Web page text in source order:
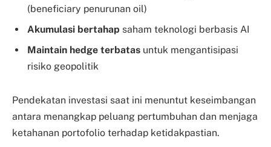
(beneficiary penurunan oil)
Akumulasi bertahap saham teknologi berbasis AI
Maintain hedge terbatas untuk mengantisipasi
risiko geopolitik
Pendekatan investasi saat ini menuntut keseimbangan
antara menangkap peluang pertumbuhan dan menjaga
ketahanan portofolio terhadap ketidakpastian.